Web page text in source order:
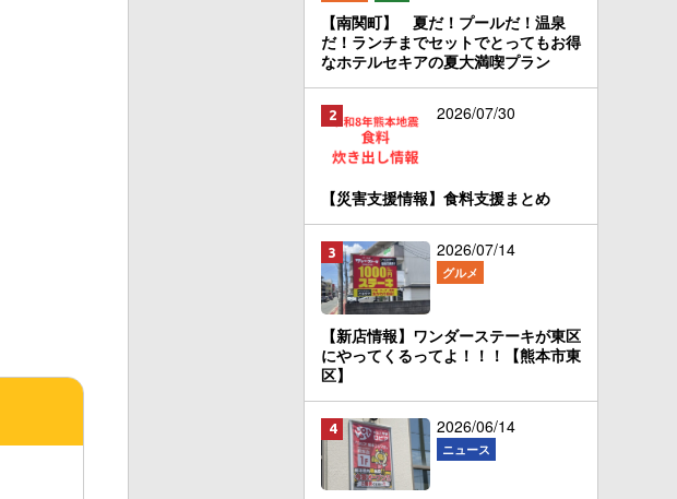
【南関町】 夏だ！プールだ！温泉
だ！ランチまでセットでとってもお得
なホテルセキアの夏大満喫プラン
2026/07/30
【災害支援情報】食料支援まとめ
2026/07/14
グルメ
【新店情報】ワンダーステーキが東区
にやってくるってよ！！！【熊本市東
区】
2026/06/14
ニュース